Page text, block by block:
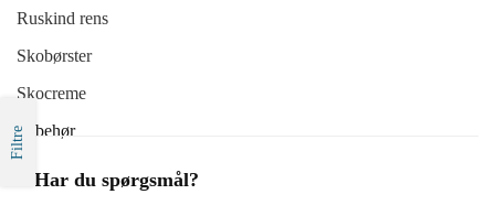
Ruskind rens
Skobørster
Skocreme
Tilbehør
Har du spørgsmål?
Filtre